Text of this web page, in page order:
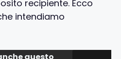
recipiente. Ecco
intendiamo
questo